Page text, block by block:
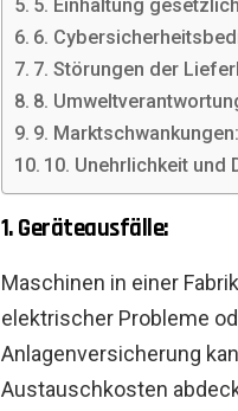
5. Einhaltung
6.
7. Störungen der
8.
9. Marktschwankungen:
10. Unehrlichkeit und
1. Geräteausfälle:
Maschinen in einer
elektrischer Probleme
Anlagenversicherung
Austauschkosten